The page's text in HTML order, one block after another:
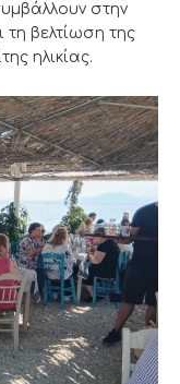
στην
τη βελτίωση της
ηλικίας.